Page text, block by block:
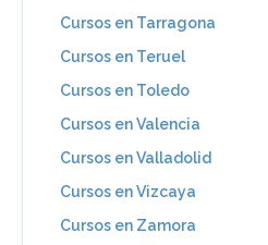
Cursos en Tarragona
Cursos en Teruel
Cursos en Toledo
Cursos en Valencia
Cursos en Valladolid
Cursos en Vizcaya
Cursos en Zamora